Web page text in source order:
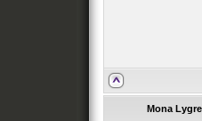
Mona Lygre